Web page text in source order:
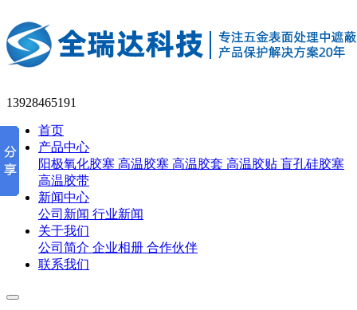
13928465191
首页
产品中心
阳极氧化胶塞 高温胶塞 高温胶套 高温胶贴 盲孔硅胶塞
高温胶带
新闻中心
公司新闻 行业新闻
关于我们
公司简介 企业相册 合作伙伴
联系我们